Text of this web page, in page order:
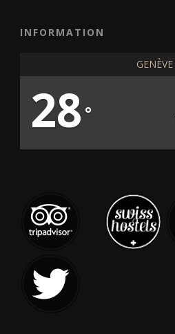
INFORMATION
GENÈVE
28 °